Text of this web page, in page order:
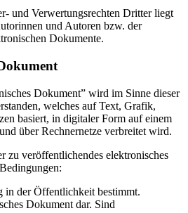
und Verwertungsrechten Dritter liegt
und Autoren bzw. der
Dokumente.
Dokument” wird im Sinne dieser
welches auf Text, Grafik,
basiert, in digitaler Form auf einem
über Rechnernetze verbreitet wird.
zu veröffentlichendes elektronisches
in der Öffentlichkeit bestimmt.
Dokument dar. Sind